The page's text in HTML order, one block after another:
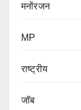
मनोंरजन
MP
राष्ट्रीय
जॉब